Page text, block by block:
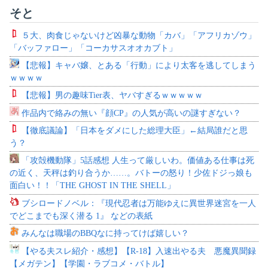
そと
５大、肉食じゃないけど凶暴な動物「カバ」「アフリカゾウ」
「バッファロー」「コーカサスオオカブト」
【悲報】キャバ嬢、とある「行動」により太客を逃してしまう
ｗｗｗｗ
【悲報】男の趣味Tier表、ヤバすぎるｗｗｗｗｗ
作品内で絡みの無い『顔CP』の人気が高いの謎すぎない？
【徹底議論】「日本をダメにした総理大臣」←結局誰だと思
う？
「攻殻機動隊」5話感想 人生って厳しいわ。価値ある仕事は死
の近く、天秤は釣り合うか……。バトーの怒り！少佐ドジっ娘も
面白い！！「THE GHOST IN THE SHELL」
ブシロードノベル：『現代忍者は万能ゆえに異世界迷宮を一人
でどこまでも深く潜る 1』 などの表紙
みんなは職場のBBQなに持ってけば嬉しい？
【やる夫スレ紹介・感想】【R-18】入速出やる夫 悪魔異聞録
【メガテン】【学園・ラブコメ・バトル】